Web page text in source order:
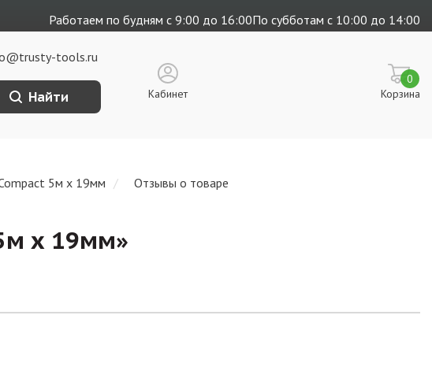
Работаем по будням с 9:00 до 16:00По субботам с 10:00 до 14:00
tools.ru
Найти Кабинет Корзина
0
5м х 19мм Отзывы о товаре
х 19мм»